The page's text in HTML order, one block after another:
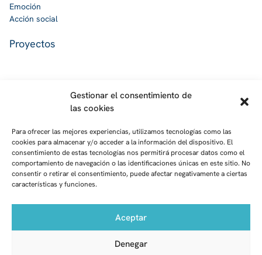
Gestionar el consentimiento de
las cookies
Para ofrecer las mejores experiencias, utilizamos tecnologías como las
cookies para almacenar y/o acceder a la información del dispositivo. El
consentimiento de estas tecnologías nos permitirá procesar datos como el
comportamiento de navegación o las identificaciones únicas en este sitio. No
consentir o retirar el consentimiento, puede afectar negativamente a ciertas
características y funciones.
Aceptar
Denegar
Emoción
Acción social
Proyectos
Fundación Zola
Calle José Abascal, 53 – 4º
CP 28003
Madrid
Mail:
©2024 Fundación Zola - Todos los derechos